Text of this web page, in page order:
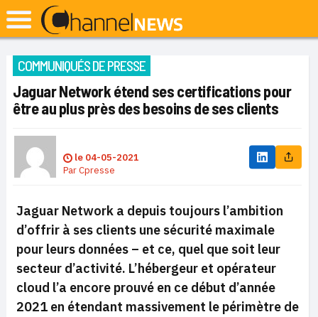
COMMUNIQUÉS DE PRESSE
Jaguar Network étend ses certifications pour
être au plus près des besoins de ses clients
le 04-05-2021
ParCpresse
Jaguar Network a depuis toujours l’ambition
d’offrir à ses clients une sécurité maximale
pour leurs données – et ce, quel que soit leur
secteur d’activité. L’hébergeur et opérateur
cloud l’a encore prouvé en ce début d’année
2021 en étendant massivement le périmètre de